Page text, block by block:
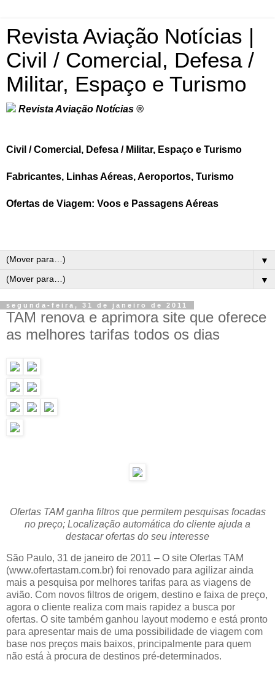
Revista Aviação Notícias |
Civil / Comercial, Defesa /
Militar, Espaço e Turismo
Revista Aviação Notícias ®
Civil / Comercial, Defesa / Militar, Espaço e Turismo
Fabricantes, Linhas Aéreas, Aeroportos, Turismo
Ofertas de Viagem: Voos e Passagens Aéreas
▼
▼
segunda-feira, 31 de janeiro de 2011
TAM renova e aprimora site que oferece
as melhores tarifas todos os dias
Ofertas TAM ganha filtros que permitem pesquisas focadas
no preço; Localização automática do cliente ajuda a
destacar ofertas do seu interesse
São Paulo, 31 de janeiro de 2011 – O site Ofertas TAM
(www.ofertastam.com.br) foi renovado para agilizar ainda
mais a pesquisa por melhores tarifas para as viagens de
avião. Com novos filtros de origem, destino e faixa de preço,
agora o cliente realiza com mais rapidez a busca por
ofertas. O site também ganhou layout moderno e está pronto
para apresentar mais de uma possibilidade de viagem com
base nos preços mais baixos, principalmente para quem
não está à procura de destinos pré-determinados.